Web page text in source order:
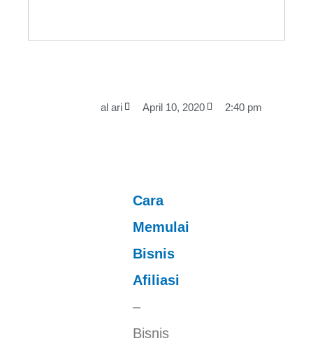
al ari April 10, 2020 2:40 pm
Cara
Memulai
Bisnis
Afiliasi
–
Bisnis